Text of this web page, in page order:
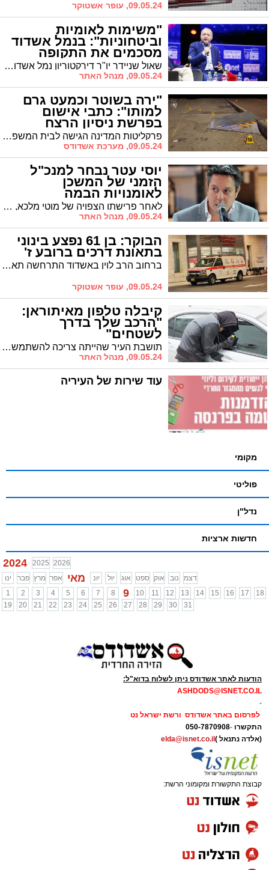
09.05.24, עופר אשטוקר
"משימות לאומיות
וביטחוניות": בנמל אשדוד
מסכמים את התקופה
המאתגרת שאול שניידר יו"ר דירקטוריון נמל אשדוד השתתף בוועידת האנשים של המדינה ואמר "כנמל ממשלתי, נמל לאומי, יש לנו גם משימות לאומיות ובטחוניות שאנחנו מחויבים לבצע. שברנו שיא במהירות הפריקה"
09.05.24, מנהל האתר
"ירה בשוטר וכמעט גרם
למותו": כתבי אישום
בפרשת ניסיון הרצח
פרקליטות המדינה הגישה לבית המשפט המחוזי בבאר שבע כתב אישום נגד תושב ראש העין בגין ניסיון רצח לאחר שירה לעבר שני שוטרי ימ״ר לכיש ופגע באחד מהם. כתב אישום הוגש גם כנגד תושב אשדוד בגין הפרעה לשוטר לאחר שניסה למנוע מאחד מהשוטרים לצאת מרכבו
09.05.24, מערכת אשדודס
יוסי עטר נבחר למנכ"ל
הזמני של המשכן
לאומנויות הבמה
לאחר פרישתו הצפויה של מוטי מלכא, דירקטוריון המשכן בחר ביוסי עטר, מנהל ההפקות באגף האירועים באשדוד, כמנכ"ל הזמני החדש. לפי החוק יוכל לכהן בתפקיד עד כ6 חודשים בהם ימונה מנכ"ל חדש קבוע
09.05.24, מנהל האתר
הבוקר: בן 61 נפצע בינוני
בתאונת דרכים ברובע ז'
ברחוב הרב לוין באשדוד התרחשה תאונת דרכים בין שני כלי רכב. צוותי מד״א פינו לבית החולים פצוע באורח בינוני
09.05.24, עופר אשטוקר
קיבלה טלפון מאיתוראן:
"הרכב שלך בדרך
לשטחים"
תושבת העיר שהייתה צריכה להשתמש בשירותי הרכבת באשדוד החנתה את רכבה בשטח סמוך לרכבת היכן שחונים רבים בעקבות מצוקת חניה. בעודה נמצאת בסידוריה באזור המרכז, היא מקבלת שיחת טלפון מאיתוראן ונאמר לה שהרכב שלה עושה את דרכו לשטחים
09.05.24, מנהל האתר
עוד שירות של העיריה
מקומי
פוליטי
נדל"ן
חדשות ארציות
2024 2025 2026
ינו
פבר מרץ אפר מאי יונ יול אוג ספט אוק נוב
דצמ
1
2 3 4 5 6 7 8 9 10 11 12 13 14 15 16 17
18
19
20 21 22 23 24 25 26 27 28 29 30 31
הודעות לאתר אשדודס ניתן לשלוח בדוא"ל:
ASHDODS@ISNET.CO.IL
-
לפרסום באתר אשדודס ורשת ישראל נט
התקשרו -
050-7870908
(אלדה נתנאל ) elda@isnet.co.il
קבוצת התקשורת ומקומוני הרשת: